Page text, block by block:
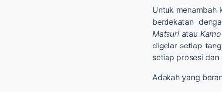
Untuk menambah
berdekatan
Matsuriatau
digelar setiap
setiap prosesi dan
Adakah yang